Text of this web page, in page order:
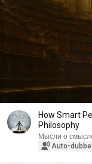
How Smart
Philosophy
Мысли о
Auto-